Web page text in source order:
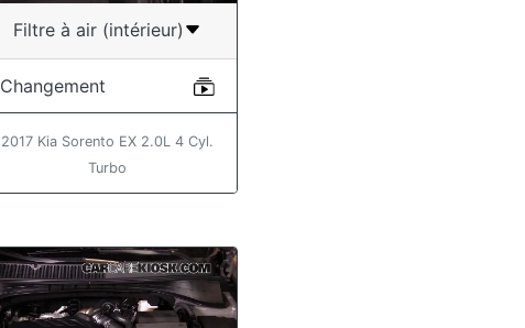
Filtre à air (intérieur)
Changement
2017 Kia Sorento EX 2.0L 4 Cyl.
Turbo